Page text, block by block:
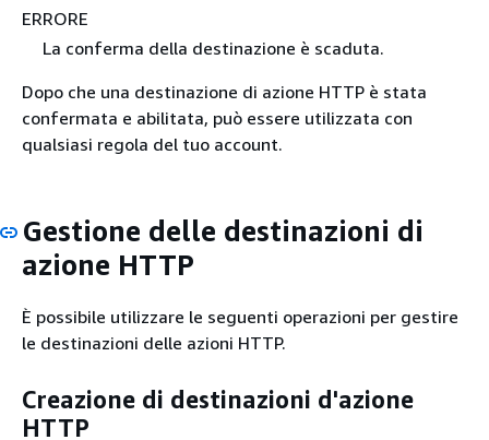
ERRORE
La conferma della destinazione è scaduta.
Dopo che una destinazione di azione HTTP è stata
confermata e abilitata, può essere utilizzata con
qualsiasi regola del tuo account.
Gestione delle destinazioni di
azione HTTP
È possibile utilizzare le seguenti operazioni per gestire
le destinazioni delle azioni HTTP.
Creazione di destinazioni d'azione
HTTP